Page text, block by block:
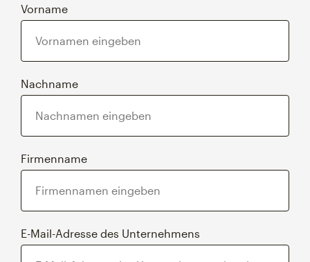
Vorname
Nachname
Firmenname
E-Mail-Adresse des Unternehmens